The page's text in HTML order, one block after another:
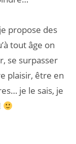
propose des
tout âge on
se surpasser
plaisir, être en
je le sais, je